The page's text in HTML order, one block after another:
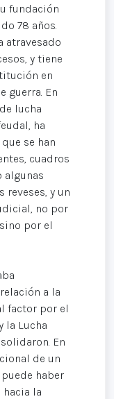
fundación
78 años.
atravesado
y tiene
en
guerra. En
lucha
ha
se han
cuadros
algunas
y un
no por
por el
a la
factor por el
la Lucha
En
de un
haber
la